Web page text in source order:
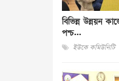
বিভিন্ন উন্নয়ন
পশ্চ...
ইউকে কমিউনিটি